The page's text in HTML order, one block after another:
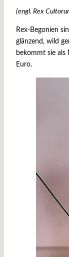
(engl. Rex
Rex-Begonien
glänzend, wild
bekommt sie
Euro.